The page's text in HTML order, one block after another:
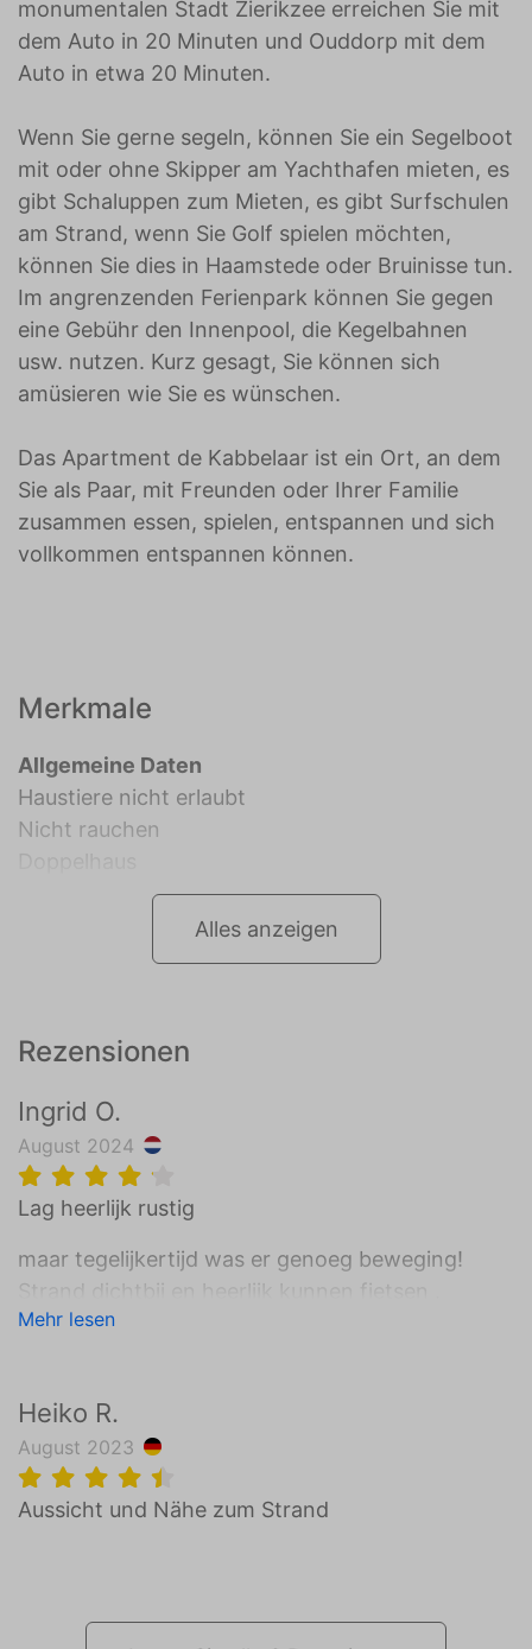
monumentalen Stadt Zierikzee erreichen Sie mit
dem Auto in 20 Minuten und Ouddorp mit dem
Auto in etwa 20 Minuten.
Wenn Sie gerne segeln, können Sie ein Segelboot
mit oder ohne Skipper am Yachthafen mieten, es
gibt Schaluppen zum Mieten, es gibt Surfschulen
am Strand, wenn Sie Golf spielen möchten,
können Sie dies in Haamstede oder Bruinisse tun.
Im angrenzenden Ferienpark können Sie gegen
eine Gebühr den Innenpool, die Kegelbahnen
usw. nutzen. Kurz gesagt, Sie können sich
amüsieren wie Sie es wünschen.
Das Apartment de Kabbelaar ist ein Ort, an dem
Sie als Paar, mit Freunden oder Ihrer Familie
zusammen essen, spielen, entspannen und sich
vollkommen entspannen können.
Merkmale
Allgemeine Daten
Haustiere nicht erlaubt
Nicht rauchen
Alles anzeigen
Rezensionen
Ingrid O.
August 2024
Lag heerlijk rustig
maar tegelijkertijd was er genoeg beweging!
Strand dichtbij en heerlijk kunnen fietsen .
Ook aanwezig de fietsenverhuur op Port
Mehr lesen
Heiko R.
August 2023
Aussicht und Nähe zum Strand